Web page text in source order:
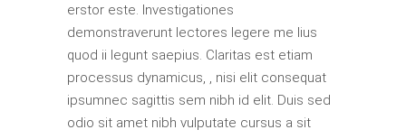
erstor este. Investigationes
demonstraverunt lectores legere me lius
quod ii legunt saepius. Claritas est etiam
processus dynamicus, , nisi elit consequat
ipsumnec sagittis sem nibh id elit. Duis sed
odio sit amet nibh vulputate cursus a sit